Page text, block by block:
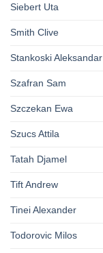
Siebert Uta
Smith Clive
Stankoski Aleksandar
Szafran Sam
Szczekan Ewa
Szucs Attila
Tatah Djamel
Tift Andrew
Tinei Alexander
Todorovic Milos